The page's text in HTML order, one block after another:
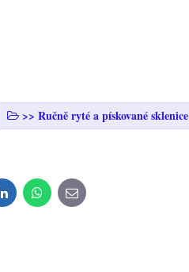
>> Ručně ryté a pískované sklenice
LinkedInWhatsApp
E-
mail